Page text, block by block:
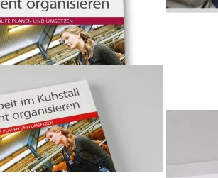
im Kuhstall effizient
Arbeit im Kuhstall effizient organisieren"